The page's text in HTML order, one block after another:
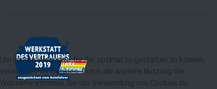
Um unsere Webseite für Sie optimal zu gestalten zu können,
verwenden wir Cookies. Durch die weitere Nutzung der
Webseite stimmen Sie der Verwendung von Cookies zu.